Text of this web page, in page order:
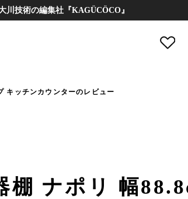
川技術の編集社『KAGÜCÖCO』
キッチンカウンターのレビュー
ナポリ 幅